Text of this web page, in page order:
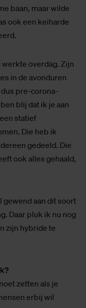
baan, maar wilde
ook een keiharde
overdag. Zijn
in de avonduren
dus pre-corona-
blij dat ik je aan
statief
Die heb ik
gedeeld. Die
ook alles gehaald,
gewend aan dit soort
Daar pluk ik nu nog
zijn hybride te
zetten als je
erbij wil